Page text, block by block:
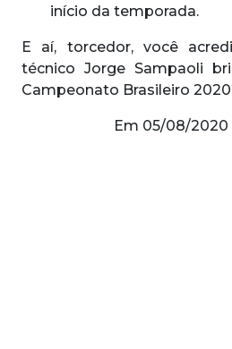
início da temporada.
E aí, torcedor, você
técnico Jorge Sampaoli
Campeonato Brasileiro
Em 05/08/